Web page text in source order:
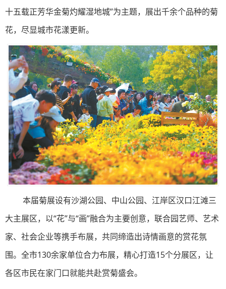
十五载正芳华金菊灼耀湿地城”为主题，展出千余个品种的菊
花，尽显城市花漾更新。
本届菊展设有沙湖公园、中山公园、江岸区汉口江滩三
大主展区，以“花”与“画”融合为主要创意，联合园艺师、艺术
家、社会企业等携手布展，共同缔造出诗情画意的赏花氛
围。全市130余家单位合力布展，精心打造15个分展区，让
各区市民在家门口就能共赴赏菊盛会。